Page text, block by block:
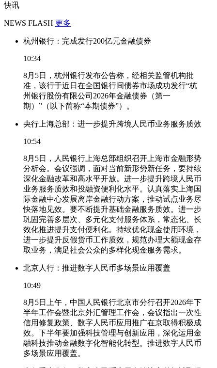
快讯
NEWS FLASH 更多
杭州银行：完成发行200亿元金融债券
10:34
8月5日，杭州银行发布公告称，经相关监管机构批
准，该行于近日在全国银行间债券市场成功发行“杭
州银行股份有限公司2026年金融债券（第一
期）”（以下简称“本期债券”）。
央行上海总部：进一步提升跨境人民币业务服务质效
10:54
8月5日，人民银行上海总部组织召开上海市金融形势
分析会。会议强调，面对当前新形势新任务，要持续
深化金融改革和高水平开放。进一步提升跨境人民币
业务服务质效和投融资便利化水平。认真落实上海国
际金融中心发展离岸金融行动方案，推动试点业务尽
快落地见效。要不断提升基础金融服务质效。进一步
巩固完善多层次、多元化支付服务体系，常态化、长
效化推进提升支付便利化。持续优化现金使用环境，
进一步提升反假货币工作质效，规范办理大额现金存
取业务，满足社会公众的多样化现金服务需求。
北京人行：推进数字人民币多场景应用覆盖
10:49
8月5日上午，中国人民银行北京市分行召开2026年下
半年工作会暨北京外汇管理工作会，会议指出一次性
信用修复政策、数字人民币应用推广在京取得积极成
效。下半年要加强科技管理与创新应用，深化运用金
融科技推动金融数字化智能化转型。推进数字人民币
多场景应用覆盖。